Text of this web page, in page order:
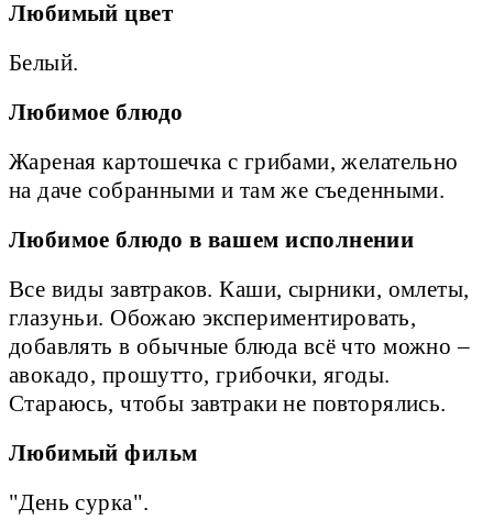
Любимый цвет
Белый.
Любимое блюдо
Жареная картошечка с грибами, желательно
на даче собранными и там же съеденными.
Любимое блюдо в вашем исполнении
Все виды завтраков. Каши, сырники, омлеты,
глазуньи. Обожаю экспериментировать,
добавлять в обычные блюда всё что можно –
авокадо, прошутто, грибочки, ягоды.
Стараюсь, чтобы завтраки не повторялись.
Любимый фильм
"День сурка".